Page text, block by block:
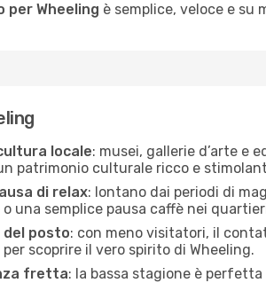
per Wheeling è semplice, veloce e su
locale: musei, gallerie d’arte e
patrimonio culturale ricco e
di relax: lontano dai periodi di
una semplice pausa caffè nei
posto: con meno visitatori, il
scoprire il vero spirito di Wheeling.
fretta: la bassa stagione è